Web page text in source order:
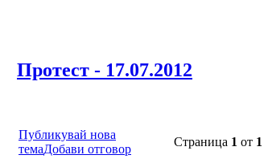
Протест - 17.07.2012
Публикувай нова
темаДобави отговор
Страница 1 от 1